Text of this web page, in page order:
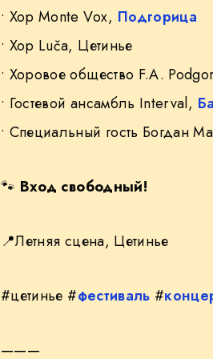
• Хор Monte Vox, Подгорица
• Хор Luča, Цетинье
• Хоровое общество F.A.
• Гостевой ансамбль Interval,
• Специальный гость Богдан
🐾 Вход свободный!
📍Летняя сцена, Цетинье
#цетинье #фестиваль #
———